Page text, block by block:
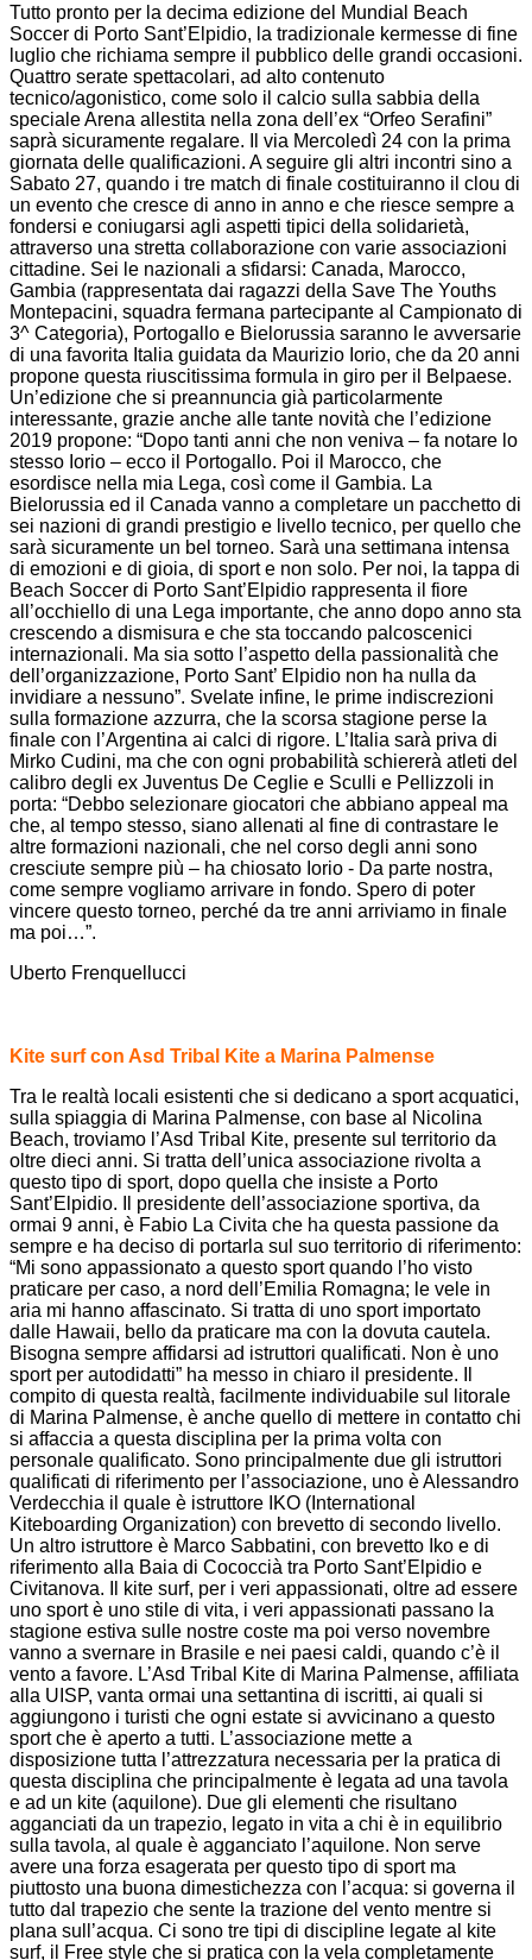
Tutto pronto per la decima edizione del Mundial Beach
Soccer di Porto Sant’Elpidio, la tradizionale kermesse di fine
luglio che richiama sempre il pubblico delle grandi occasioni.
Quattro serate spettacolari, ad alto contenuto
tecnico/agonistico, come solo il calcio sulla sabbia della
speciale Arena allestita nella zona dell’ex “Orfeo Serafini”
saprà sicuramente regalare. Il via Mercoledì 24 con la prima
giornata delle qualificazioni. A seguire gli altri incontri sino a
Sabato 27, quando i tre match di finale costituiranno il clou di
un evento che cresce di anno in anno e che riesce sempre a
fondersi e coniugarsi agli aspetti tipici della solidarietà,
attraverso una stretta collaborazione con varie associazioni
cittadine. Sei le nazionali a sfidarsi: Canada, Marocco,
Gambia (rappresentata dai ragazzi della Save The Youths
Montepacini, squadra fermana partecipante al Campionato di
3^ Categoria), Portogallo e Bielorussia saranno le avversarie
di una favorita Italia guidata da Maurizio Iorio, che da 20 anni
propone questa riuscitissima formula in giro per il Belpaese.
Un’edizione che si preannuncia già particolarmente
interessante, grazie anche alle tante novità che l’edizione
2019 propone: “Dopo tanti anni che non veniva – fa notare lo
stesso Iorio – ecco il Portogallo. Poi il Marocco, che
esordisce nella mia Lega, così come il Gambia. La
Bielorussia ed il Canada vanno a completare un pacchetto di
sei nazioni di grandi prestigio e livello tecnico, per quello che
sarà sicuramente un bel torneo. Sarà una settimana intensa
di emozioni e di gioia, di sport e non solo. Per noi, la tappa di
Beach Soccer di Porto Sant’Elpidio rappresenta il fiore
all’occhiello di una Lega importante, che anno dopo anno sta
crescendo a dismisura e che sta toccando palcoscenici
internazionali. Ma sia sotto l’aspetto della passionalità che
dell’organizzazione, Porto Sant’ Elpidio non ha nulla da
invidiare a nessuno”. Svelate infine, le prime indiscrezioni
sulla formazione azzurra, che la scorsa stagione perse la
finale con l’Argentina ai calci di rigore. L’Italia sarà priva di
Mirko Cudini, ma che con ogni probabilità schiererà atleti del
calibro degli ex Juventus De Ceglie e Sculli e Pellizzoli in
porta: “Debbo selezionare giocatori che abbiano appeal ma
che, al tempo stesso, siano allenati al fine di contrastare le
altre formazioni nazionali, che nel corso degli anni sono
cresciute sempre più – ha chiosato Iorio - Da parte nostra,
come sempre vogliamo arrivare in fondo. Spero di poter
vincere questo torneo, perché da tre anni arriviamo in finale
ma poi…”.
Uberto Frenquellucci
Kite surf con Asd Tribal Kite a Marina Palmense
Tra le realtà locali esistenti che si dedicano a sport acquatici,
sulla spiaggia di Marina Palmense, con base al Nicolina
Beach, troviamo l’Asd Tribal Kite, presente sul territorio da
oltre dieci anni. Si tratta dell’unica associazione rivolta a
questo tipo di sport, dopo quella che insiste a Porto
Sant’Elpidio. Il presidente dell’associazione sportiva, da
ormai 9 anni, è Fabio La Civita che ha questa passione da
sempre e ha deciso di portarla sul suo territorio di riferimento:
“Mi sono appassionato a questo sport quando l’ho visto
praticare per caso, a nord dell’Emilia Romagna; le vele in
aria mi hanno affascinato. Si tratta di uno sport importato
dalle Hawaii, bello da praticare ma con la dovuta cautela.
Bisogna sempre affidarsi ad istruttori qualificati. Non è uno
sport per autodidatti” ha messo in chiaro il presidente. Il
compito di questa realtà, facilmente individuabile sul litorale
di Marina Palmense, è anche quello di mettere in contatto chi
si affaccia a questa disciplina per la prima volta con
personale qualificato. Sono principalmente due gli istruttori
qualificati di riferimento per l’associazione, uno è Alessandro
Verdecchia il quale è istruttore IKO (International
Kiteboarding Organization) con brevetto di secondo livello.
Un altro istruttore è Marco Sabbatini, con brevetto Iko e di
riferimento alla Baia di Cococcià tra Porto Sant’Elpidio e
Civitanova. Il kite surf, per i veri appassionati, oltre ad essere
uno sport è uno stile di vita, i veri appassionati passano la
stagione estiva sulle nostre coste ma poi verso novembre
vanno a svernare in Brasile e nei paesi caldi, quando c’è il
vento a favore. L’Asd Tribal Kite di Marina Palmense, affiliata
alla UISP, vanta ormai una settantina di iscritti, ai quali si
aggiungono i turisti che ogni estate si avvicinano a questo
sport che è aperto a tutti. L’associazione mette a
disposizione tutta l’attrezzatura necessaria per la pratica di
questa disciplina che principalmente è legata ad una tavola
e ad un kite (aquilone). Due gli elementi che risultano
agganciati da un trapezio, legato in vita a chi è in equilibrio
sulla tavola, al quale è agganciato l’aquilone. Non serve
avere una forza esagerata per questo tipo di sport ma
piuttosto una buona dimestichezza con l’acqua: si governa il
tutto dal trapezio che sente la trazione del vento mentre si
plana sull’acqua. Ci sono tre tipi di discipline legate al kite
surf, il Free style che si pratica con la vela completamente